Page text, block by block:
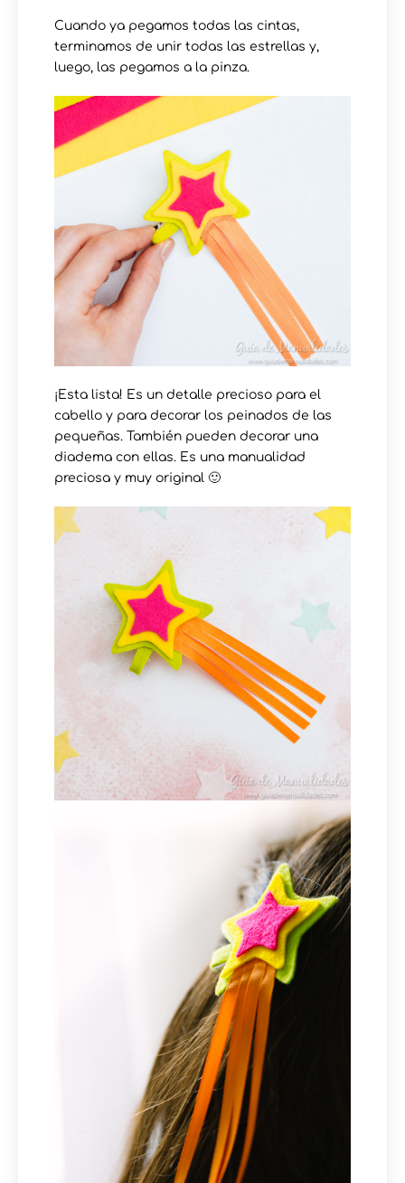
Cuando ya pegamos todas las cintas,
terminamos de unir todas las estrellas y,
luego, las pegamos a la pinza.
¡Esta lista! Es un detalle precioso para el
cabello y para decorar los peinados de las
pequeñas. También pueden decorar una
diadema con ellas. Es una manualidad
preciosa y muy original 🙂